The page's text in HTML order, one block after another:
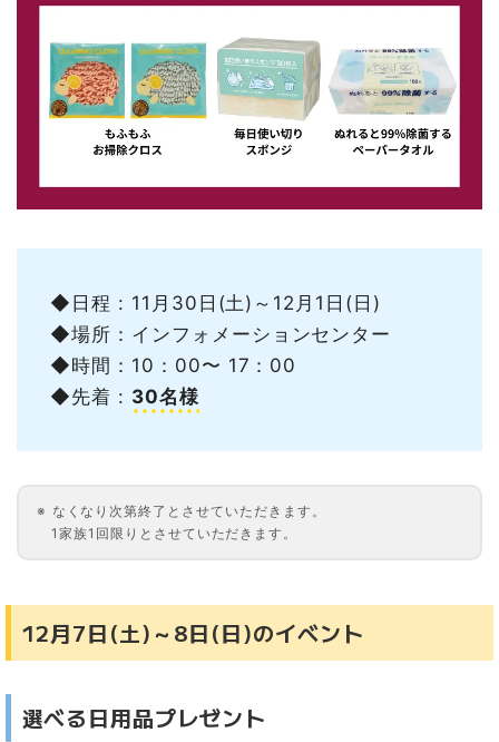
◆日程 : 11月30日(土)～12月1日(日)
◆場所：インフォメーションセンター
◆時間：10：00〜 17：00
◆先着 : 30名様
なくなり次第終了とさせていただきます。
1家族1回限りとさせていただきます。
12月7日(土)～8日(日)のイベント
選べる日用品プレゼント